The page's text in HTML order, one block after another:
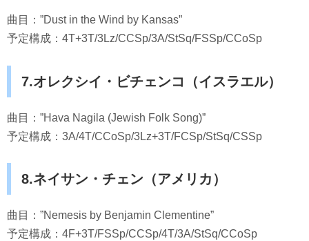
曲目：”Dust in the Wind by Kansas”
予定構成：4T+3T/3Lz/CCSp/3A/StSq/FSSp/CCoSp
7.オレクシイ・ビチェンコ（イスラエル）
曲目：”Hava Nagila (Jewish Folk Song)”
予定構成：3A/4T/CCoSp/3Lz+3T/FCSp/StSq/CSSp
8.ネイサン・チェン（アメリカ）
曲目：”Nemesis by Benjamin Clementine”
予定構成：4F+3T/FSSp/CCSp/4T/3A/StSq/CCoSp